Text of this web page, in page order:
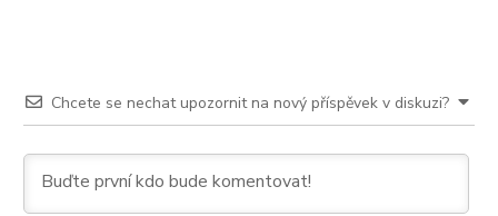
Chcete se nechat upozornit na nový příspěvek v diskuzi?